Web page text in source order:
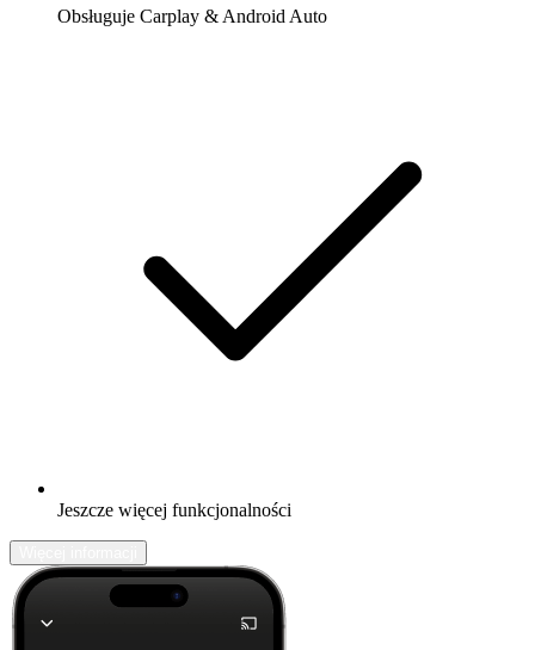
Obsługuje Carplay & Android Auto
Jeszcze więcej funkcjonalności